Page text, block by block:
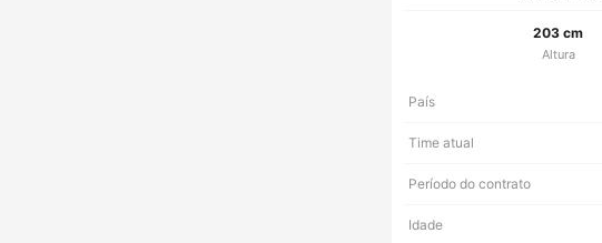
203 cm
Altura
País
Time atual
Período do contrato
Idade